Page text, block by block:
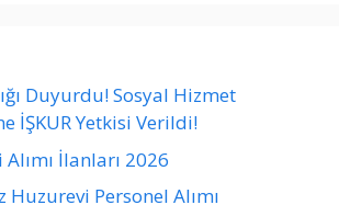
Duyurdu! Sosyal Hizmet
İŞKUR Yetkisi Verildi!
Alımı İlanları 2026
Huzurevi Personel Alımı